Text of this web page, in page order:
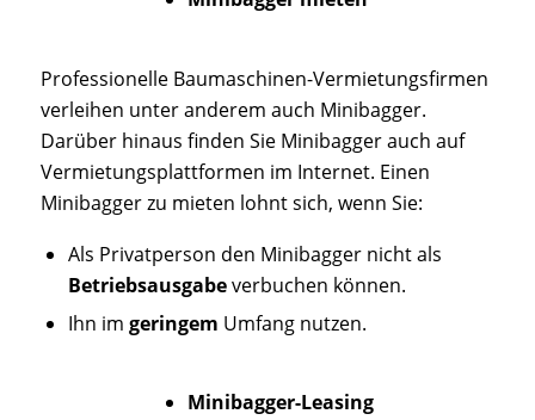
Professionelle Baumaschinen-Vermietungsfirmen
verleihen unter anderem auch Minibagger.
Darüber hinaus finden Sie Minibagger auch auf
Vermietungsplattformen im Internet. Einen
Minibagger zu mieten lohnt sich, wenn Sie:
Als Privatperson den Minibagger nicht als
Betriebsausgabeverbuchen können.
Ihn im geringem Umfang nutzen.
Minibagger-Leasing